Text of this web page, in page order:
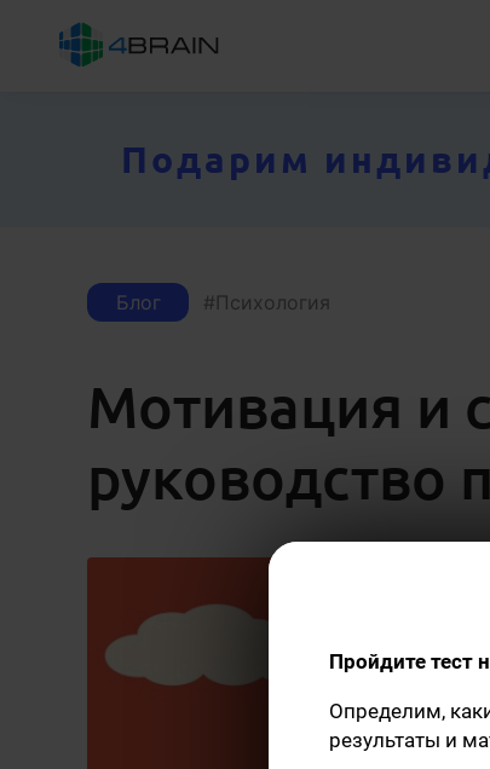
Подарим
Блог Психология
Мотивация и
руководство
Пройдите тест
Определим,
результаты и